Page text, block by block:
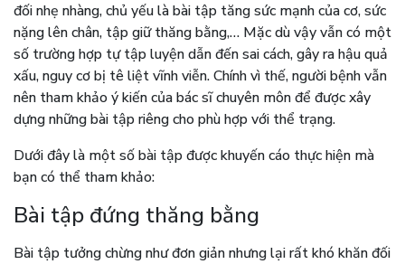
đối nhẹ nhàng, chủ yếu là bài tập tăng sức mạnh của cơ, sức
nặng lên chân, tập giữ thăng bằng,… Mặc dù vậy vẫn có một
số trường hợp tự tập luyện dẫn đến sai cách, gây ra hậu quả
xấu, nguy cơ bị tê liệt vĩnh viễn. Chính vì thế, người bệnh vẫn
nên tham khảo ý kiến của bác sĩ chuyên môn để được xây
dựng những bài tập riêng cho phù hợp với thể trạng.
Dưới đây là một số bài tập được khuyến cáo thực hiện mà
bạn có thể tham khảo:
Bài tập đứng thăng bằng
Bài tập tưởng chừng như đơn giản nhưng lại rất khó khăn đối